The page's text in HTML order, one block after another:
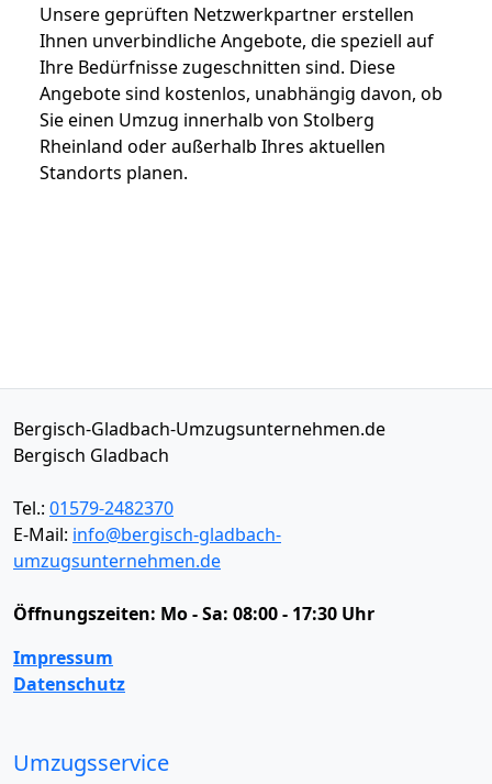
Unsere geprüften Netzwerkpartner erstellen
Ihnen unverbindliche Angebote, die speziell auf
Ihre Bedürfnisse zugeschnitten sind. Diese
Angebote sind kostenlos, unabhängig davon, ob
Sie einen Umzug innerhalb von Stolberg
Rheinland oder außerhalb Ihres aktuellen
Standorts planen.
Bergisch-Gladbach-Umzugsunternehmen.de
Bergisch Gladbach
Tel.: 01579-2482370
E-Mail: info@bergisch-gladbach-
umzugsunternehmen.de
Öffnungszeiten: Mo - Sa: 08:00 - 17:30 Uhr
Impressum
Datenschutz
Umzugsservice